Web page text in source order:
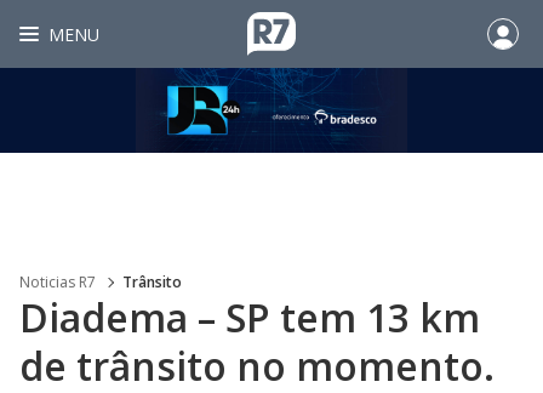
MENU
Noticias R7 Trânsito
Diadema – SP tem 13 km
de trânsito no momento.